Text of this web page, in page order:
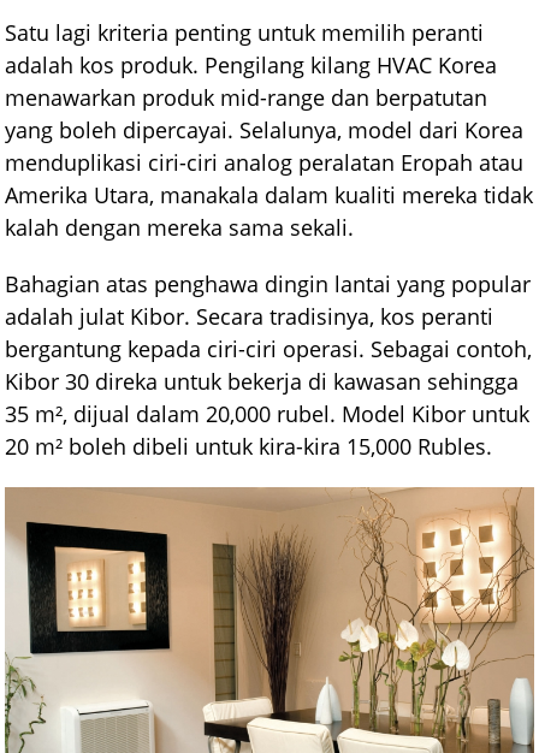
Satu lagi kriteria penting untuk memilih peranti
adalah kos produk. Pengilang kilang HVAC Korea
menawarkan produk mid-range dan berpatutan
yang boleh dipercayai. Selalunya, model dari Korea
menduplikasi ciri-ciri analog peralatan Eropah atau
Amerika Utara, manakala dalam kualiti mereka tidak
kalah dengan mereka sama sekali.
Bahagian atas penghawa dingin lantai yang popular
adalah julat Kibor. Secara tradisinya, kos peranti
bergantung kepada ciri-ciri operasi. Sebagai contoh,
Kibor 30 direka untuk bekerja di kawasan sehingga
35 m², dijual dalam 20,000 rubel. Model Kibor untuk
20 m² boleh dibeli untuk kira-kira 15,000 Rubles.